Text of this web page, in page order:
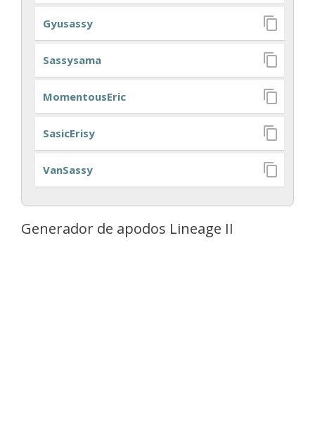
Gyusassy
Sassysama
MomentousEric
SasicErisy
VanSassy
Generador de apodos Lineage II